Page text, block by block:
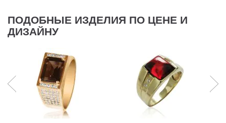
ПОДОБНЫЕ ИЗДЕЛИЯ ПО ЦЕНЕ И
ДИЗАЙНУ